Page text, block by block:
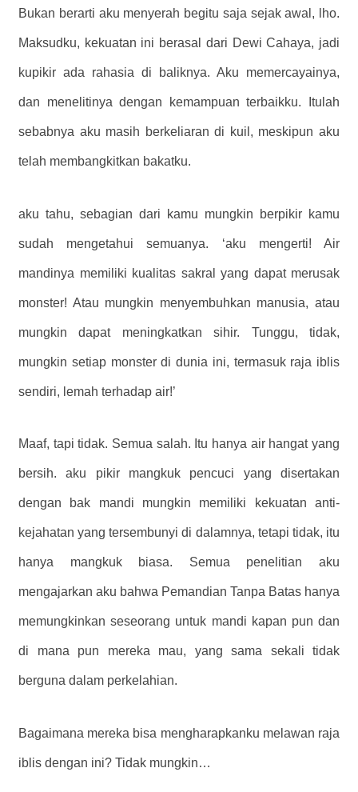
Bukan berarti aku menyerah begitu saja sejak awal, lho.
Maksudku, kekuatan ini berasal dari Dewi Cahaya, jadi
kupikir ada rahasia di baliknya. Aku memercayainya,
dan menelitinya dengan kemampuan terbaikku. Itulah
sebabnya aku masih berkeliaran di kuil, meskipun aku
telah membangkitkan bakatku.
aku tahu, sebagian dari kamu mungkin berpikir kamu
sudah mengetahui semuanya. ‘aku mengerti! Air
mandinya memiliki kualitas sakral yang dapat merusak
monster! Atau mungkin menyembuhkan manusia, atau
mungkin dapat meningkatkan sihir. Tunggu, tidak,
mungkin setiap monster di dunia ini, termasuk raja iblis
sendiri, lemah terhadap air!’
Maaf, tapi tidak. Semua salah. Itu hanya air hangat yang
bersih. aku pikir mangkuk pencuci yang disertakan
dengan bak mandi mungkin memiliki kekuatan anti-
kejahatan yang tersembunyi di dalamnya, tetapi tidak, itu
hanya mangkuk biasa. Semua penelitian aku
mengajarkan aku bahwa Pemandian Tanpa Batas hanya
memungkinkan seseorang untuk mandi kapan pun dan
di mana pun mereka mau, yang sama sekali tidak
berguna dalam perkelahian.
Bagaimana mereka bisa mengharapkanku melawan raja
iblis dengan ini? Tidak mungkin…